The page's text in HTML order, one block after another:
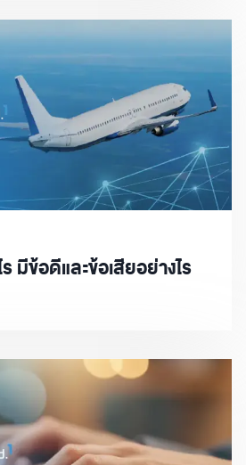
มีข้อดีและข้อเสียอย่างไร
ะข้อเสียอย่างไร